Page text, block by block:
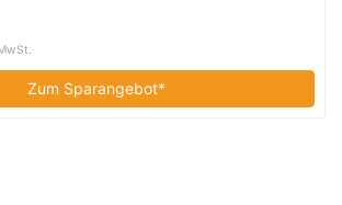
Zum Sparangebot*